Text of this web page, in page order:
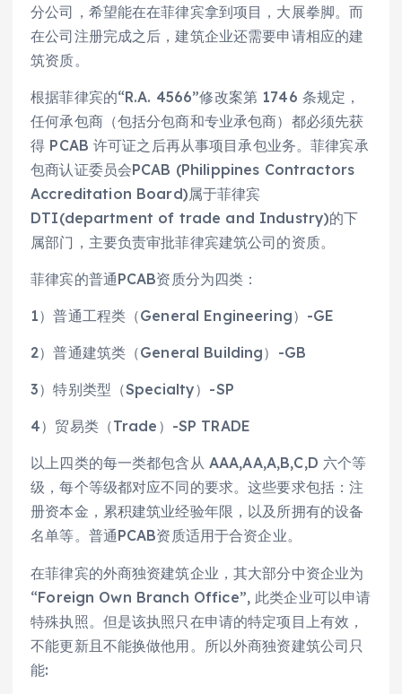
分公司，希望能在在菲律宾拿到项目，大展拳脚。而
在公司注册完成之后，建筑企业还需要申请相应的建
筑资质。
根据菲律宾的“R.A. 4566”修改案第 1746 条规定，
任何承包商（包括分包商和专业承包商）都必须先获
得 PCAB 许可证之后再从事项目承包业务。菲律宾承
包商认证委员会PCAB (Philippines Contractors
Accreditation Board)属于菲律宾
DTI(department of trade and Industry)的下
属部门，主要负责审批菲律宾建筑公司的资质。
菲律宾的普通PCAB资质分为四类：
1）普通工程类（General Engineering）-GE
2）普通建筑类（General Building）-GB
3）特别类型（Specialty）-SP
4）贸易类（Trade）-SP TRADE
以上四类的每一类都包含从 AAA,AA,A,B,C,D 六个等
级，每个等级都对应不同的要求。这些要求包括：注
册资本金，累积建筑业经验年限，以及所拥有的设备
名单等。普通PCAB资质适用于合资企业。
在菲律宾的外商独资建筑企业，其大部分中资企业为
“Foreign Own Branch Office”, 此类企业可以申请
特殊执照。但是该执照只在申请的特定项目上有效，
不能更新且不能换做他用。所以外商独资建筑公司只
能: